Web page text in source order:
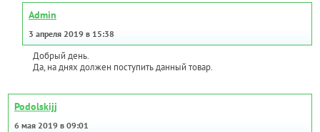
Admin
3 апреля 2019 в 15:38
Добрый день.
Да, на днях должен поступить данный товар.
Podolskijj
6 мая 2019 в 09:01